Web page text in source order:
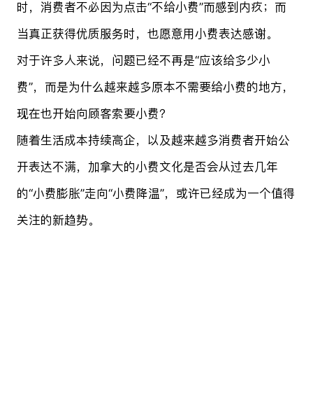
时，消费者不必因为点击“不给小费”而感到内疚；而
当真正获得优质服务时，也愿意用小费表达感谢。
对于许多人来说，问题已经不再是“应该给多少小
费”，而是为什么越来越多原本不需要给小费的地方，
现在也开始向顾客索要小费？
随着生活成本持续高企，以及越来越多消费者开始公
开表达不满，加拿大的小费文化是否会从过去几年
的“小费膨胀”走向“小费降温”，或许已经成为一个值得
关注的新趋势。